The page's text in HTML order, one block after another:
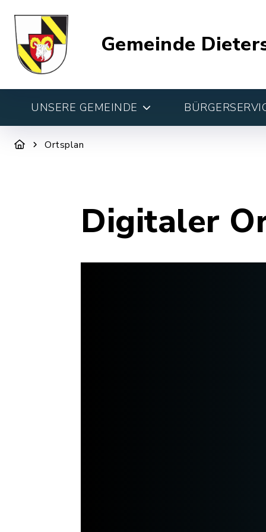
Gemeinde
UNSERE GEMEINDE
Ortsplan
Digitaler